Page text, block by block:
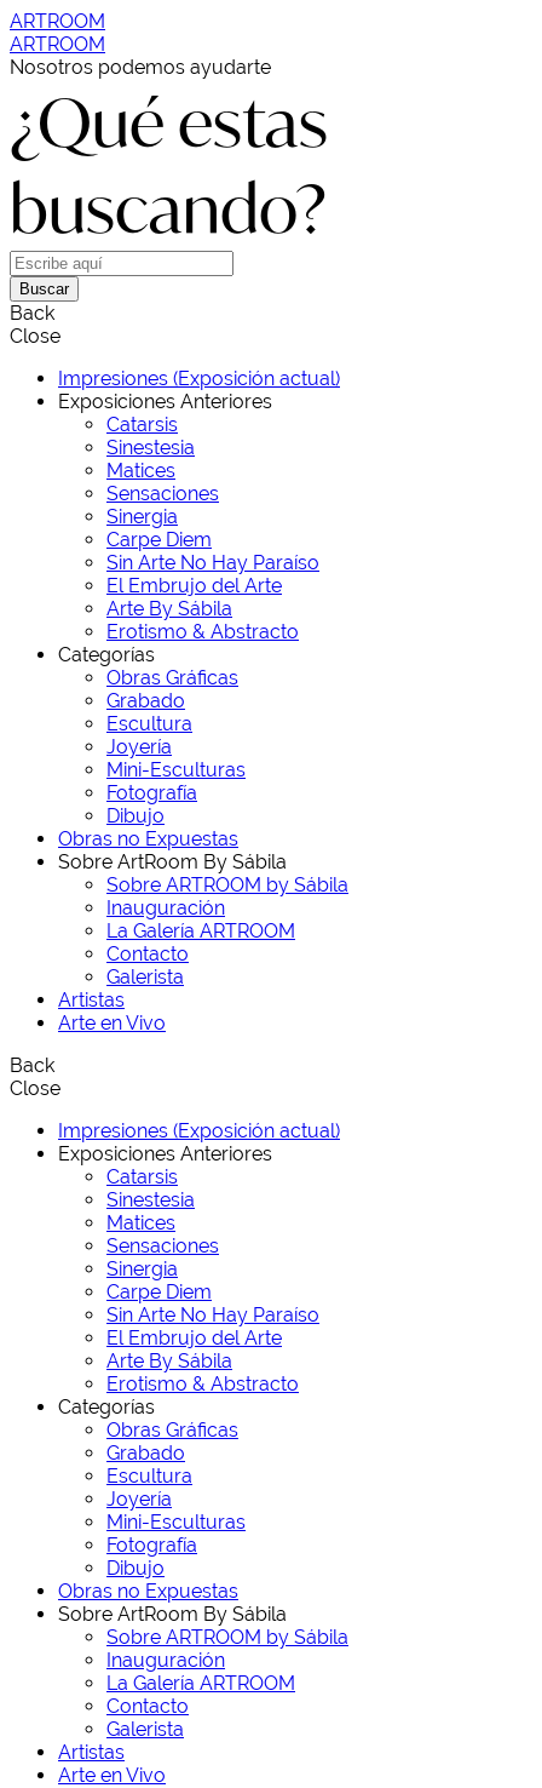
ARTROOM
ARTROOM
Nosotros podemos ayudarte
¿Qué estas
buscando?
Buscar
Back
Close
Impresiones (Exposición actual)
Exposiciones Anteriores
Catarsis
Sinestesia
Matices
Sensaciones
Sinergia
Carpe Diem
Sin Arte No Hay Paraíso
El Embrujo del Arte
Arte By Sábila
Erotismo & Abstracto
Categorías
Obras Gráficas
Grabado
Escultura
Joyería
Mini-Esculturas
Fotografía
Dibujo
Obras no Expuestas
Sobre ArtRoom By Sábila
Sobre ARTROOM by Sábila
Inauguración
La Galería ARTROOM
Contacto
Galerista
Artistas
Arte en Vivo
Back
Close
Impresiones (Exposición actual)
Exposiciones Anteriores
Catarsis
Sinestesia
Matices
Sensaciones
Sinergia
Carpe Diem
Sin Arte No Hay Paraíso
El Embrujo del Arte
Arte By Sábila
Erotismo & Abstracto
Categorías
Obras Gráficas
Grabado
Escultura
Joyería
Mini-Esculturas
Fotografía
Dibujo
Obras no Expuestas
Sobre ArtRoom By Sábila
Sobre ARTROOM by Sábila
Inauguración
La Galería ARTROOM
Contacto
Galerista
Artistas
Arte en Vivo